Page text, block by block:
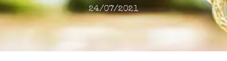
24/07/2021